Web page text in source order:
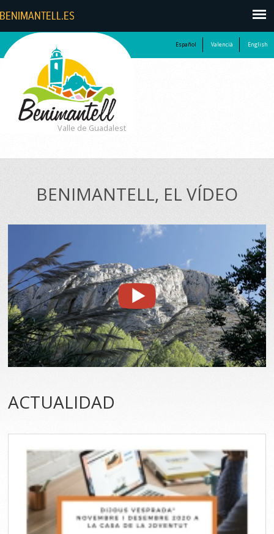
Español Valencià English
Valle de Guadalest
BENIMANTELL, EL VÍDEO
ACTUALIDAD